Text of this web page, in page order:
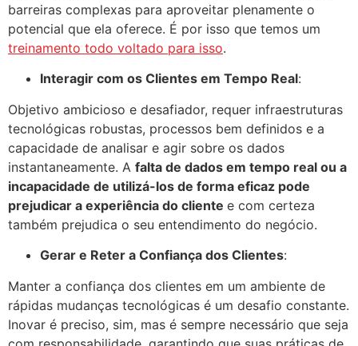
barreiras complexas para aproveitar plenamente o
potencial que ela oferece. É por isso que temos um
treinamento todo voltado para isso.
Interagir com os Clientes em Tempo Real:
Objetivo ambicioso e desafiador, requer infraestruturas
tecnológicas robustas, processos bem definidos e a
capacidade de analisar e agir sobre os dados
instantaneamente. A falta de dados em tempo real ou a
incapacidade de utilizá-los de forma eficaz pode
prejudicar a experiência do cliente e com certeza
também prejudica o seu entendimento do negócio.
Gerar e Reter a Confiança dos Clientes:
Manter a confiança dos clientes em um ambiente de
rápidas mudanças tecnológicas é um desafio constante.
Inovar é preciso, sim, mas é sempre necessário que seja